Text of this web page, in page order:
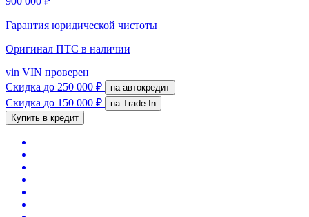
Гарантия юридической чистоты
Оригинал ПТС в наличии
vin VIN проверен
Скидка до 250 000 ₽ на автокредит
Скидка до 150 000 ₽
на Trade-In
Купить в кредит